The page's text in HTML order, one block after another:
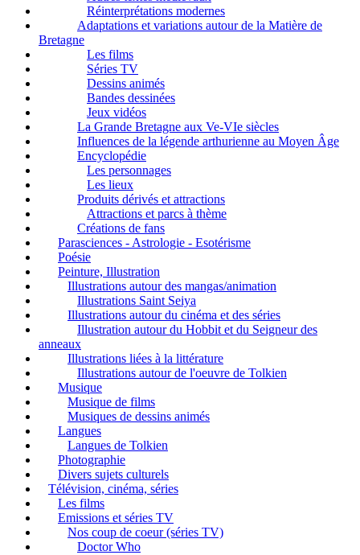
Réinterprétations modernes
Adaptations et variations autour de la Matière de
Bretagne
Les films
Séries TV
Dessins animés
Bandes dessinées
Jeux vidéos
La Grande Bretagne aux Ve-VIe siècles
Influences de la légende arthurienne au Moyen Âge
Encyclopédie
Les personnages
Les lieux
Produits dérivés et attractions
Attractions et parcs à thème
Créations de fans
Parasciences - Astrologie - Esotérisme
Poésie
Peinture, Illustration
Illustrations autour des mangas/animation
Illustrations Saint Seiya
Illustrations autour du cinéma et des séries
Illustration autour du Hobbit et du Seigneur des
anneaux
Illustrations liées à la littérature
Illustrations autour de l'oeuvre de Tolkien
Musique
Musique de films
Musiques de dessins animés
Langues
Langues de Tolkien
Photographie
Divers sujets culturels
Télévision, cinéma, séries
Les films
Emissions et séries TV
Nos coup de coeur (séries TV)
Doctor Who